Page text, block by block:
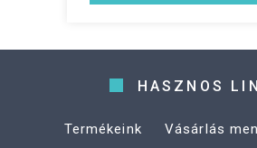
HASZNOS
Termékeink Vásárlás